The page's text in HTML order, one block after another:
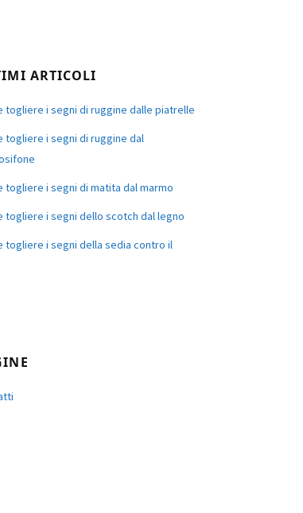
ARTICOLI
togliere i segni di ruggine dalle piatrelle
togliere i segni di ruggine dal
togliere i segni di matita dal marmo
togliere i segni dello scotch dal legno
togliere i segni della sedia contro il